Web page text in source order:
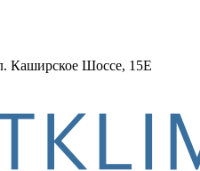
Каширское Шоссе, 15Е